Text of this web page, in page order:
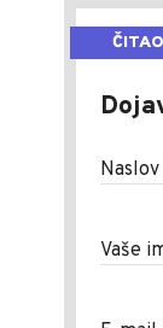
Naslov
Vaše